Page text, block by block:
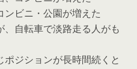
ンビニ・公園が増えた
自転車で淡路走る人がも
ポジションが長時間続くと